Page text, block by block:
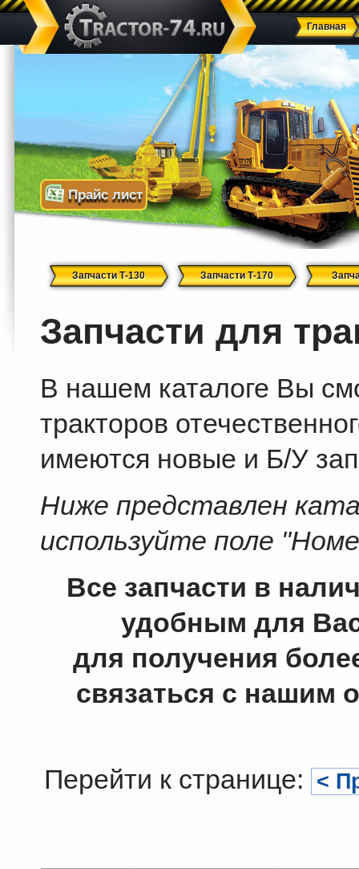
Главная
Запчасти Т-130 Запчасти Т-170
Прайс лист
Запчасти для
В нашем каталоге Вы
тракторов
имеются новые и Б/У
Ниже представлен
используйте поле
Все запчасти в
удобным для
для получения
связаться с нашим
Перейти к странице: <